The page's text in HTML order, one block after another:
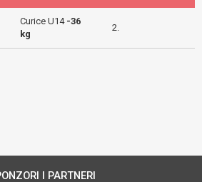
Curice U14 -36
kg
2.
I PARTNERI